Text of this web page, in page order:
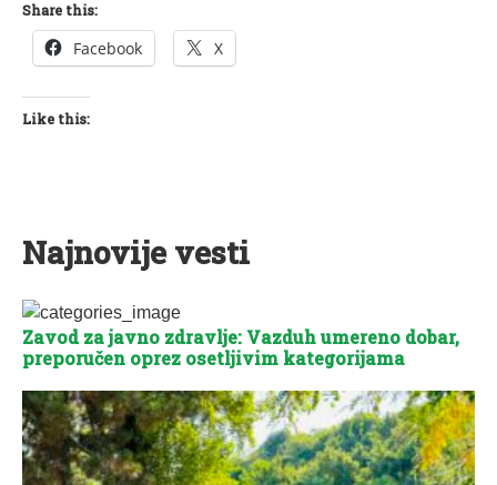
Share this:
Facebook X
Like this:
Najnovije vesti
Zavod za javno zdravlje: Vazduh umereno dobar,
preporučen oprez osetljivim kategorijama